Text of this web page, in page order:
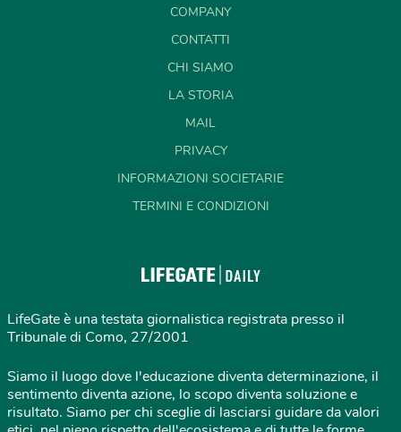
COMPANY
CONTATTI
CHI SIAMO
LA STORIA
MAIL
PRIVACY
INFORMAZIONI SOCIETARIE
TERMINI E CONDIZIONI
LifeGate è una testata giornalistica registrata presso il
Tribunale di Como, 27/2001
Siamo il luogo dove l'educazione diventa determinazione, il
sentimento diventa azione, lo scopo diventa soluzione e
risultato. Siamo per chi sceglie di lasciarsi guidare da valori